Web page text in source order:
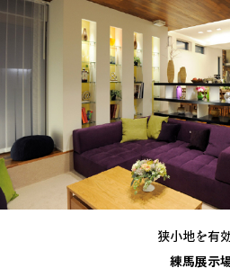
狭小地を有
練馬展示